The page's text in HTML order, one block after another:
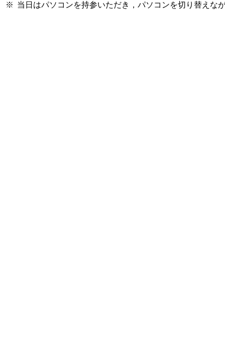
※ 当日はパソコンを持参いただき，パソコンを切り替えな